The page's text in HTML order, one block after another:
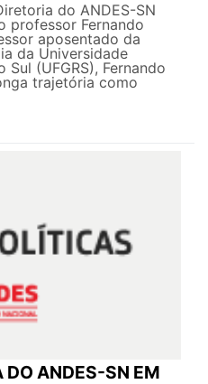
do ANDES-SN
professor Fernando
aposentado da
da Universidade
Sul (UFGRS), Fernando
trajetória como
DO ANDES-SN EM